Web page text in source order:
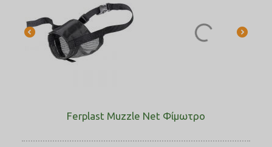
Ferplast Muzzle Net Φίμωτρο